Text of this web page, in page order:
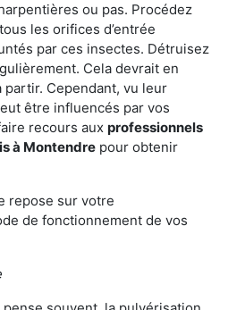
ou pas. Procédez
les orifices d’entrée
par ces insectes. Détruisez
Cela devrait en
Cependant, vu leur
être influencés par vos
recours aux professionnels
à Montendre pour obtenir
repose sur votre
de fonctionnement de vos